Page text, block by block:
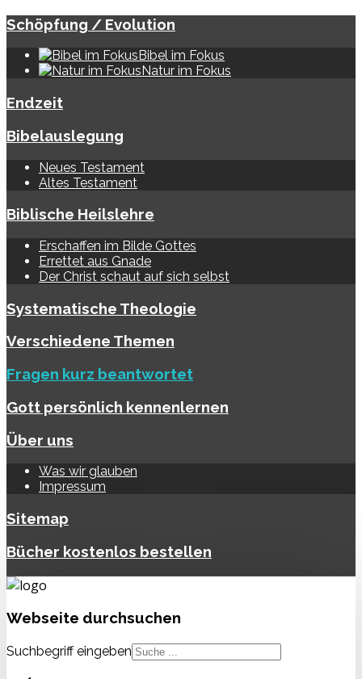
Schöpfung / Evolution
Bibel im Fokus
Natur im Fokus
Endzeit
Bibelauslegung
Neues Testament
Altes Testament
Biblische Heilslehre
Erschaffen im Bilde Gottes
Errettet aus Gnade
Der Christ schaut auf sich selbst
Systematische Theologie
Verschiedene Themen
Fragen kurz beantwortet
Gott persönlich kennenlernen
Über uns
Was wir glauben
Impressum
Sitemap
Bücher kostenlos bestellen
Webseite durchsuchen
Suchbegriff eingeben